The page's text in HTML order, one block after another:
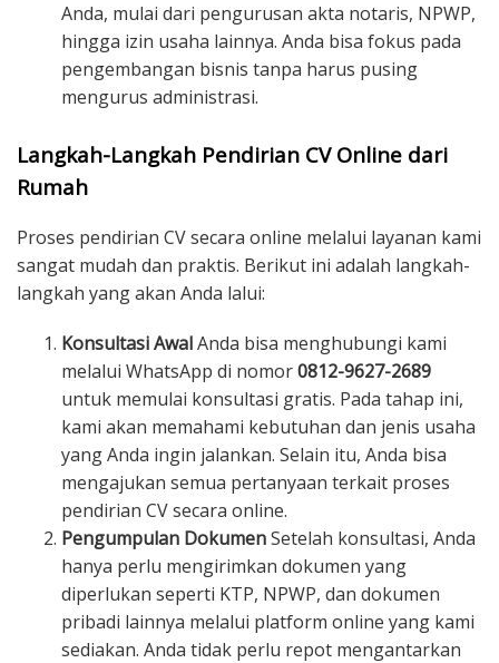
Anda, mulai dari pengurusan akta notaris, NPWP,
hingga izin usaha lainnya. Anda bisa fokus pada
pengembangan bisnis tanpa harus pusing
mengurus administrasi.
Langkah-Langkah Pendirian CV Online dari
Rumah
Proses pendirian CV secara online melalui layanan kami
sangat mudah dan praktis. Berikut ini adalah langkah-
langkah yang akan Anda lalui:
Konsultasi AwalAnda bisa menghubungi kami
melalui WhatsApp di nomor0812-9627-2689
untuk memulai konsultasi gratis. Pada tahap ini,
kami akan memahami kebutuhan dan jenis usaha
yang Anda ingin jalankan. Selain itu, Anda bisa
mengajukan semua pertanyaan terkait proses
pendirian CV secara online.
Pengumpulan DokumenSetelah konsultasi, Anda
hanya perlu mengirimkan dokumen yang
diperlukan seperti KTP, NPWP, dan dokumen
pribadi lainnya melalui platform online yang kami
sediakan. Anda tidak perlu repot mengantarkan